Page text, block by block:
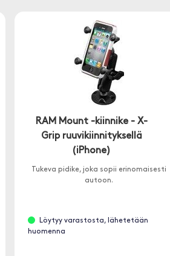
RAM Mount -kiinnike - X-
Grip ruuvikiinnityksellä
(iPhone)
Tukeva pidike, joka sopii erinomaisesti
autoon.
Löytyy varastosta, lähetetään
huomenna